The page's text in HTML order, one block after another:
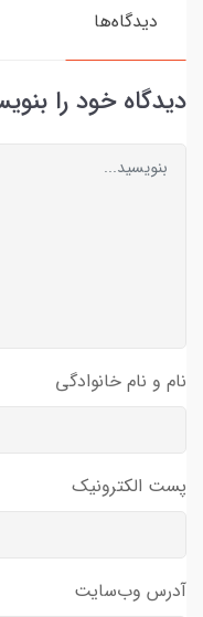
دیدگاه‌ها
دیدگاه خود را
نام و نام خانوادگی
پست الکترونیک
آدرس وب‌سایت